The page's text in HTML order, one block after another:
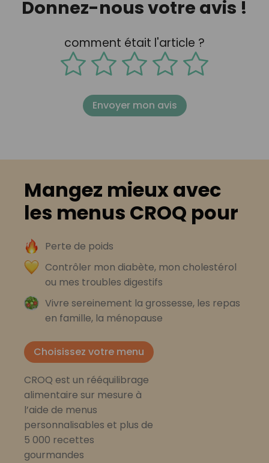
Donnez-nous votre avis !
comment était l'article ?
Envoyer mon avis
Mangez mieux avec
les menus CROQ pour
Perte de poids
Contrôler mon diabète, mon cholestérol
ou mes troubles digestifs
Vivre sereinement la grossesse, les repas
en famille, la ménopause
Choisissez votre menu
CROQ est un rééquilibrage
alimentaire sur mesure à
l’aide de menus
personnalisables et plus de
5 000 recettes
gourmandes